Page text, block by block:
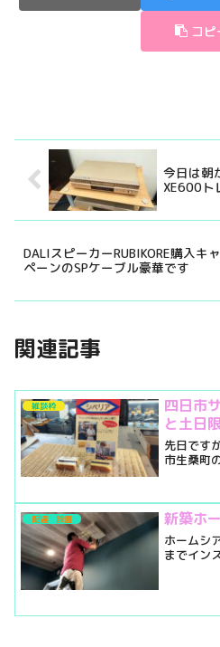
コピ
今日は朝
XE600ト
DALIスピーカーRUBIKORE購入キ
ペーンのSPケーブル豪華です
関連記事
雑談枠
四日市
と土日
先日です
市生桑町
配達 設置 新築ホ
ホームシ
までイン